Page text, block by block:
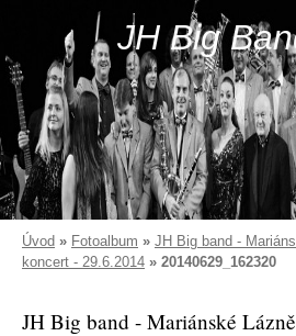
JH Big
Úvod » Fotoalbum » JH Big band -
koncert - 29.6.2014 » 20140629_162320
JH Big band - Mariánské